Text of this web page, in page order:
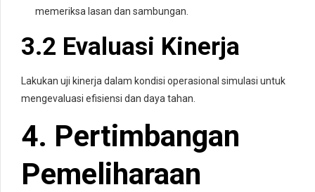
memeriksa lasan dan sambungan.
3.2 Evaluasi Kinerja
Lakukan uji kinerja dalam kondisi operasional simulasi untuk
mengevaluasi efisiensi dan daya tahan.
4. Pertimbangan
Pemeliharaan